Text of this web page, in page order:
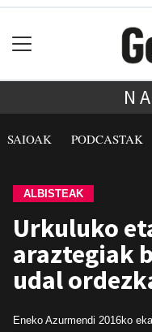
SAIOAK PODCASTAK
ALBISTEAK
Urkuluko
araztegiak
udal
Eneko Azurmendi 2016ko